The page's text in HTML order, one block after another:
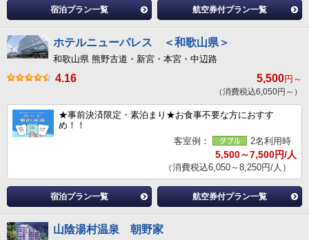
宿泊プラン一覧 航空券付プラン一覧
ホテルニューパレス ＜和歌山県＞
和歌山県 熊野古道・新宮・本宮・中辺路
4.16 5,500円～
（消費税込6,050円～）
★事前決済限定・素泊まり★お食事不要な方におすす
め！！
客室例：
2名利用時
5,500～7,500円/人
（消費税込6,050～8,250円/人）
宿泊プラン一覧 航空券付プラン一覧
山陰湯村温泉 朝野家